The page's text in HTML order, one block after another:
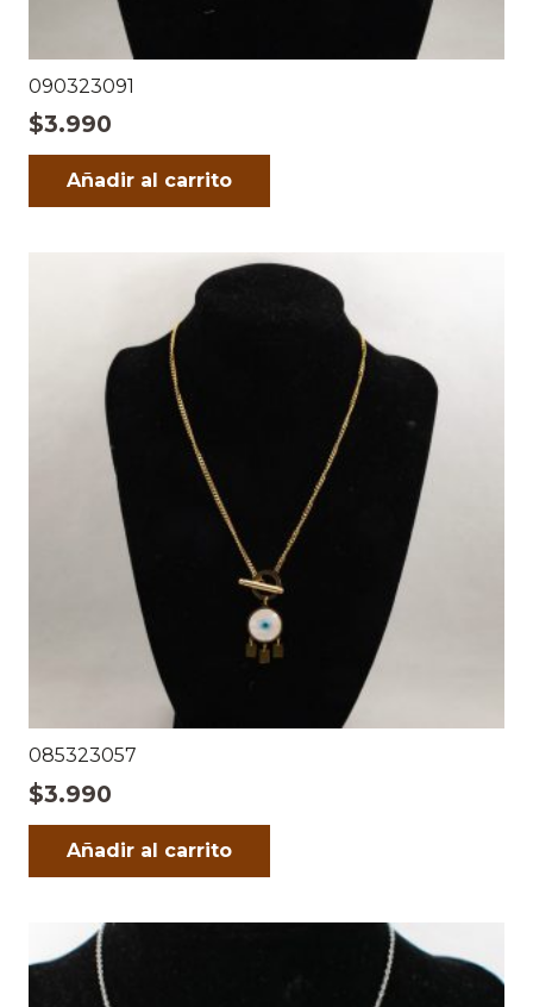
090323091
$3.990
Añadir al carrito
085323057
$3.990
Añadir al carrito